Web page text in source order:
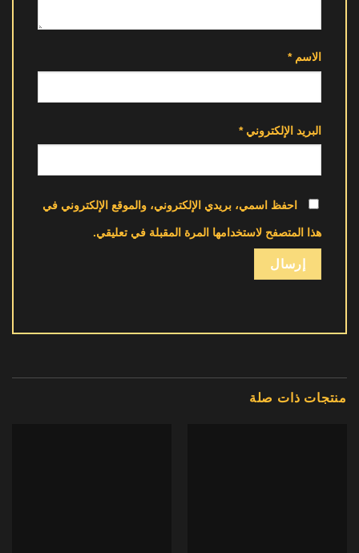
الاسم*
البريد الإلكتروني*
احفظ اسمي، بريدي الإلكتروني، والموقع الإلكتروني في
هذا المتصفح لاستخدامها المرة المقبلة في تعليقي.
منتجات ذات صلة